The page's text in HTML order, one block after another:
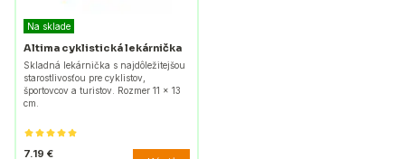
Na sklade
Altima cyklistická lekárnička
Skladná lekárnička s najdôležitejšou
starostlivosťou pre cyklistov,
športovcov a turistov. Rozmer 11 x 13
cm.
7.19 €